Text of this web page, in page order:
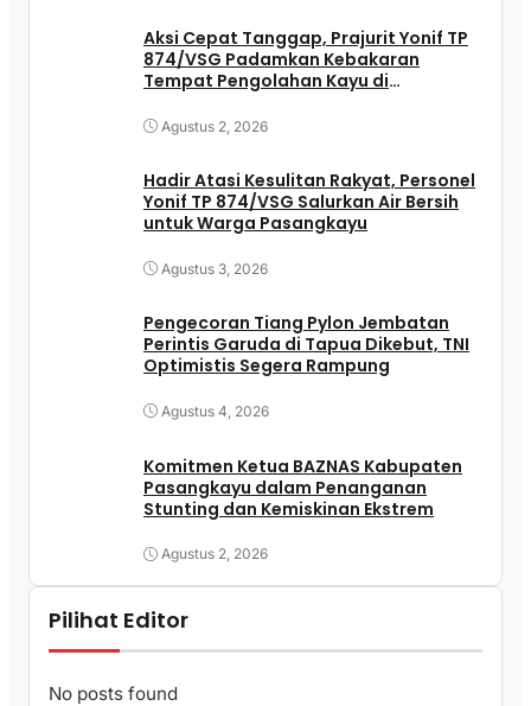
Aksi Cepat Tanggap, Prajurit Yonif TP
874/VSG Padamkan Kebakaran
Tempat Pengolahan Kayu di
Agustus 2, 2026
Hadir Atasi Kesulitan Rakyat, Personel
Yonif TP 874/VSG Salurkan Air Bersih
untuk Warga Pasangkayu
Agustus 3, 2026
Pengecoran Tiang Pylon Jembatan
Perintis Garuda di Tapua Dikebut, TNI
Optimistis Segera Rampung
Agustus 4, 2026
Komitmen Ketua BAZNAS Kabupaten
Pasangkayu dalam Penanganan
Stunting dan Kemiskinan Ekstrem
Agustus 2, 2026
Pilihat Editor
No posts found